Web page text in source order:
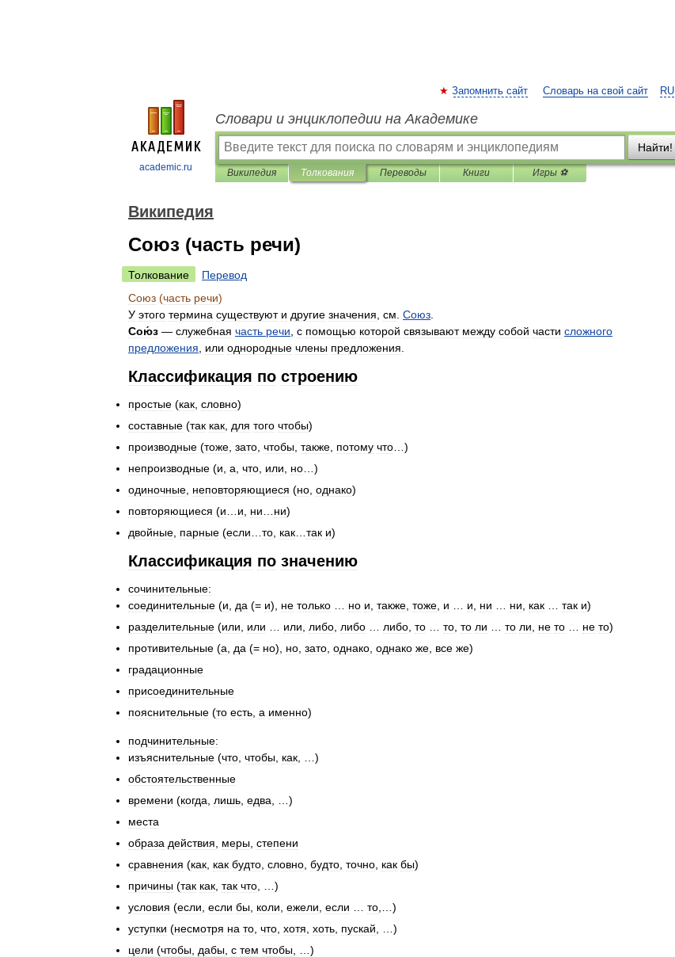
academic.ru
RU
Запомнить сайт Словарь на свой сайт
Словари и энциклопедии на Академике
Найти!
Википедия Толкования Переводы Книги Игры ⚽
Википедия
Союз (часть речи)
Толкование
Перевод
Союз (часть речи)
У этого термина существуют и другие значения см Союз
Сою́з — служебная часть речи с помощью которой связывают между собой части сложного
предложения
или однородные члены предложения
Классификация по строению
простые (как словно)
составные (так как для того чтобы)
производные (тоже зато чтобы также потому что …)
непроизводные (и а что или но …)
одиночные неповторяющиеся (но однако)
повторяющиеся (и и ни ни)
двойные парные (если то как так и)
Классификация по значению
сочинительные:
соединительные (и да (= и), не только но и также тоже и и ни ни как так и)
разделительные (или или или либо либо либо то то то ли то ли не то не то)
противительные (а да (= но), но зато однако однако же все же)
градационные
присоединительные
пояснительные (то есть а именно)
подчинительные:
изъяснительные (что чтобы как , …)
обстоятельственные
времени (когда лишь едва , …)
места
образа действия меры степени
сравнения (как как будто словно будто точно как бы)
причины (так как так что , …)
условия (если если бы коли ежели если то ,…)
уступки (несмотря на то что хотя хоть пускай , …)
цели (чтобы дабы с тем чтобы , …)